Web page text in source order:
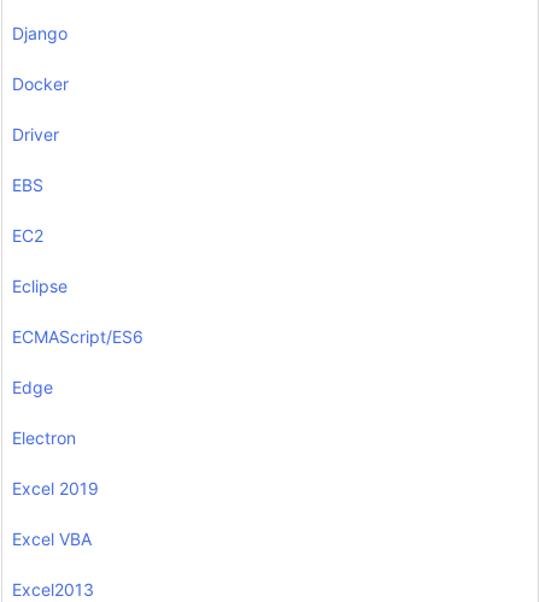
Django
Docker
Driver
EBS
EC2
Eclipse
ECMAScript/ES6
Edge
Electron
Excel 2019
Excel VBA
Excel2013